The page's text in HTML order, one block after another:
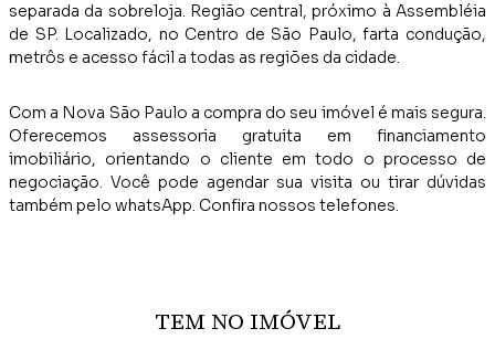
separada da sobreloja. Região central, próximo à Assembléia
de SP. Localizado, no Centro de São Paulo, farta condução,
metrôs e acesso fácil a todas as regiões da cidade.
Com a Nova São Paulo a compra do seu imóvel é mais segura.
Oferecemos assessoria gratuita em financiamento
imobiliário, orientando o cliente em todo o processo de
negociação. Você pode agendar sua visita ou tirar dúvidas
também pelo whatsApp. Confira nossos telefones.
TEM NO IMÓVEL